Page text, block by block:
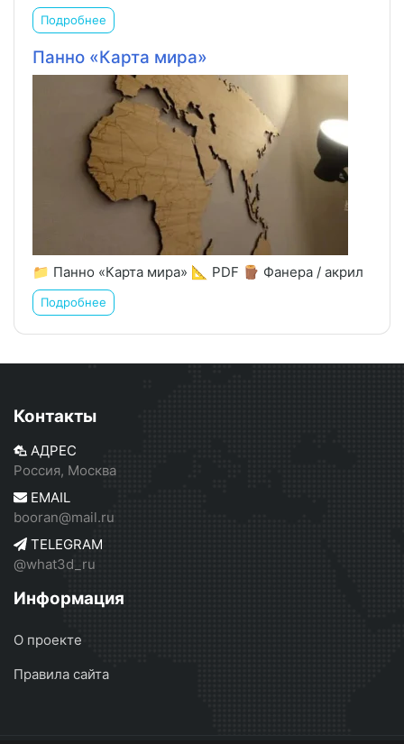
Подробнее
Панно «Карта мира»
📁 Панно «Карта мира» 📐 PDF 🪵 Фанера / акрил
Подробнее
Контакты
АДРЕС
Россия, Москва
EMAIL
booran@mail.ru
TELEGRAM
@what3d_ru
Информация
О проекте
Правила сайта